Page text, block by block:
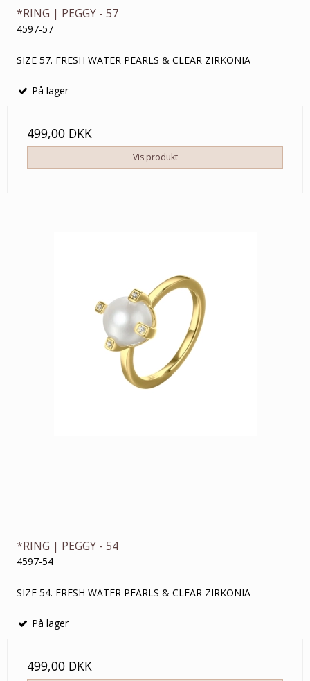
*RING | PEGGY - 57
4597-57
SIZE 57. FRESH WATER PEARLS & CLEAR ZIRKONIA
På lager
499,00 DKK
Vis produkt
*RING | PEGGY - 54
4597-54
SIZE 54. FRESH WATER PEARLS & CLEAR ZIRKONIA
På lager
499,00 DKK